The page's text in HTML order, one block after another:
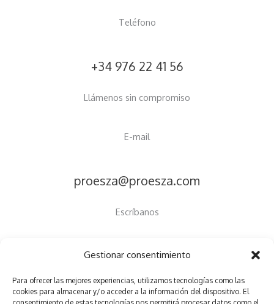
Gestionar consentimiento
Para ofrecer las mejores experiencias, utilizamos tecnologías como las
cookies para almacenar y/o acceder a la información del dispositivo. El
Teléfono
+34 976 22 41 56
Llámenos sin compromiso
E-mail
proesza@proesza.com
Escríbanos
Copyright © 2026 Proesza